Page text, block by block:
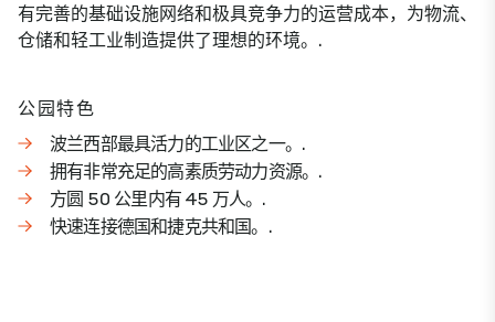
有完善的基础设施网络和极具竞争力的运营成本，为物流、
仓储和轻工业制造提供了理想的环境。.
公园特色
波兰西部最具活力的工业区之一。.
拥有非常充足的高素质劳动力资源。.
方圆 50 公里内有 45 万人。.
快速连接德国和捷克共和国。.